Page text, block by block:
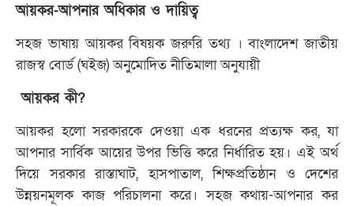
আয়কর-আপনার অধিকার ও দায়িত্ব
সহজ ভাষায় আয়কর বিষয়ক জরুরি তথ্য । বাংলাদেশ জাতীয়
রাজস্ব বোর্ড (ঘইজ) অনুমোদিত নীতিমালা অনুযায়ী
আয়কর কী?
আয়কর হলো সরকারকে দেওয়া এক ধরনের প্রত্যক্ষ কর, যা
আপনার সার্বিক আয়ের উপর ভিত্তি করে নির্ধারিত হয়। এই অর্থ
দিয়ে সরকার রাস্তাঘাট, হাসপাতাল, শিক্ষপ্রতিষ্ঠান ও দেশের
উন্নয়নমূলক কাজ পরিচালনা করে। সহজ কথায়-আপনার কর